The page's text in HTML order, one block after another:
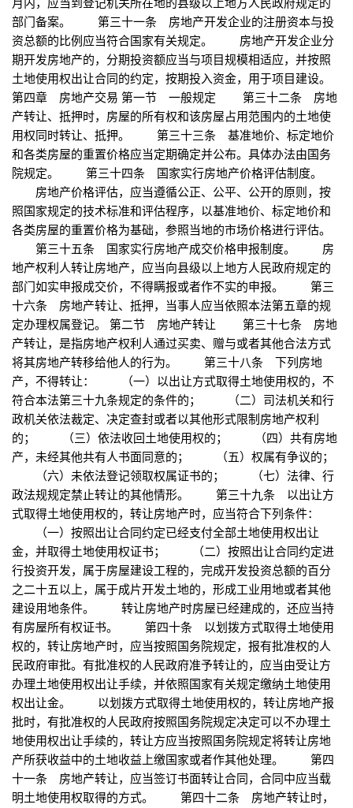
部门备案。 第三十一条 房地产开发企业的注册资本与投
资总额的比例应当符合国家有关规定。 房地产开发企业分
期开发房地产的，分期投资额应当与项目规模相适应，并按照
土地使用权出让合同的约定，按期投入资金，用于项目建设。
第四章 房地产交易 第一节 一般规定 第三十二条 房地
产转让、抵押时，房屋的所有权和该房屋占用范围内的土地使
用权同时转让、抵押。 第三十三条 基准地价、标定地价
和各类房屋的重置价格应当定期确定并公布。具体办法由国务
院规定。 第三十四条 国家实行房地产价格评估制度。
房地产价格评估，应当遵循公正、公平、公开的原则，按
照国家规定的技术标准和评估程序，以基准地价、标定地价和
各类房屋的重置价格为基础，参照当地的市场价格进行评估。
第三十五条 国家实行房地产成交价格申报制度。 房
地产权利人转让房地产，应当向县级以上地方人民政府规定的
部门如实申报成交价，不得瞒报或者作不实的申报。 第三
十六条 房地产转让、抵押，当事人应当依照本法第五章的规
定办理权属登记。 第二节 房地产转让 第三十七条 房地
产转让，是指房地产权利人通过买卖、赠与或者其他合法方式
将其房地产转移给他人的行为。 第三十八条 下列房地
产，不得转让： （一）以出让方式取得土地使用权的，不
符合本法第三十九条规定的条件的； （二）司法机关和行
政机关依法裁定、决定查封或者以其他形式限制房地产权利
的； （三）依法收回土地使用权的； （四）共有房地
产，未经其他共有人书面同意的； （五）权属有争议的；
（六）未依法登记领取权属证书的； （七）法律、行
政法规规定禁止转让的其他情形。 第三十九条 以出让方
式取得土地使用权的，转让房地产时，应当符合下列条件：
（一）按照出让合同约定已经支付全部土地使用权出让
金，并取得土地使用权证书； （二）按照出让合同约定进
行投资开发，属于房屋建设工程的，完成开发投资总额的百分
之二十五以上，属于成片开发土地的，形成工业用地或者其他
建设用地条件。 转让房地产时房屋已经建成的，还应当持
有房屋所有权证书。 第四十条 以划拨方式取得土地使用
权的，转让房地产时，应当按照国务院规定，报有批准权的人
民政府审批。有批准权的人民政府准予转让的，应当由受让方
办理土地使用权出让手续，并依照国家有关规定缴纳土地使用
权出让金。 以划拨方式取得土地使用权的，转让房地产报
批时，有批准权的人民政府按照国务院规定决定可以不办理土
地使用权出让手续的，转让方应当按照国务院规定将转让房地
产所获收益中的土地收益上缴国家或者作其他处理。 第四
十一条 房地产转让，应当签订书面转让合同，合同中应当载
明土地使用权取得的方式。 第四十二条 房地产转让时，